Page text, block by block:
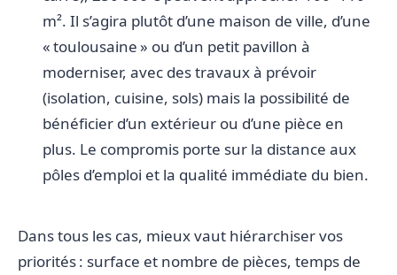
m². Il s’agira plutôt d’une maison de ville, d’une
« toulousaine » ou d’un petit pavillon à
moderniser, avec des travaux à prévoir
(isolation, cuisine, sols) mais la possibilité de
bénéficier d’un extérieur ou d’une pièce en
plus. Le compromis porte sur la distance aux
pôles d’emploi et la qualité immédiate du bien.
Dans tous les cas, mieux vaut hiérarchiser vos
priorités : surface et nombre de pièces, temps de